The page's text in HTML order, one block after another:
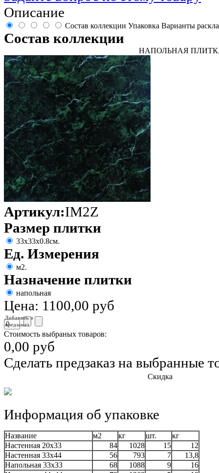
Описание
Состав коллекции Упаковка Варианты
Состав коллекции
НАПОЛЬНАЯ
Артикул:IM2Z
Размер плитки
33х33х0.8см.
Ед. Измерения
м2.
Назначение плитки
напольная
Цена: 1100,00 руб
Добавить в
предзаказ
Стоимость выбраных товаров:
0,00 руб
Сделать предзаказ на выбранные
Скидка
Информация об упаковке
Название м2 кг шт.
кг
Настенная 20x33
84 1028 15
12
Настенная 33x44
56 793 7
13,8
Напольная 33x33
68 1088 9
16